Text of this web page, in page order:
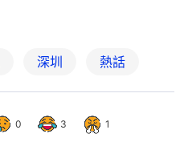
深圳 熱話
0 3 1